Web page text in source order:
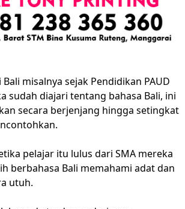
misalnya sejak Pendidikan PAUD
sudah diajari tentang bahasa Bali, ini
secara berjenjang hingga setingkat
pelajar itu lulus dari SMA mereka
berbahasa Bali memahami adat dan
utuh.